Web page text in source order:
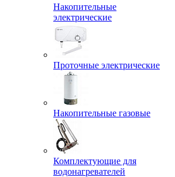
Накопительные
электрические
Проточные электрические
Накопительные газовые
Комплектующие для
водонагревателей